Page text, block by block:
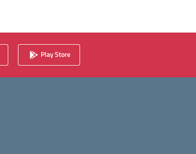
Play Store